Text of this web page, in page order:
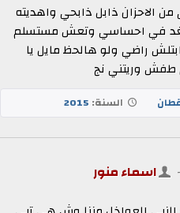
الاحزان ذابل ذابحي واهديته
في احساسي وتعش مستسلم
راضي ولو هالحظ مايل يا
وريتني نج
السنة: 2015
اسماء منور